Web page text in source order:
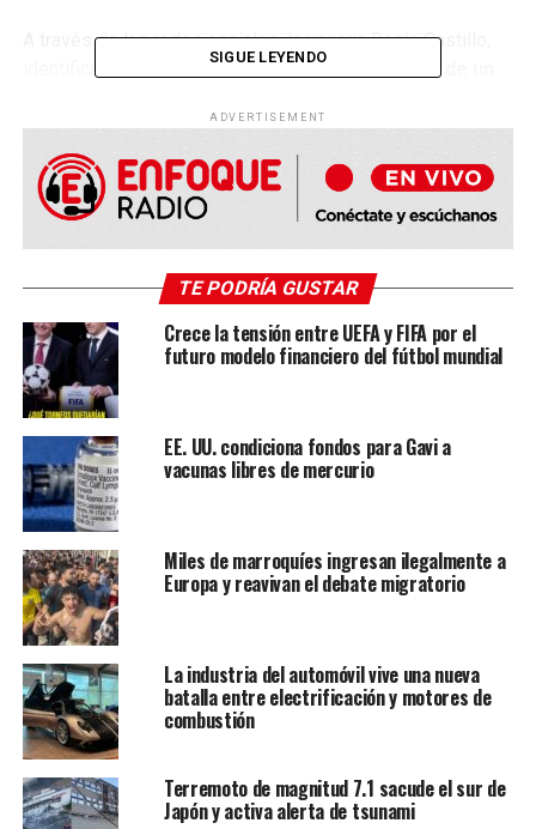
A través de las redes sociales, la usuaria Rocío Castillo,
identificada como @rcastillo, informó del
rescate de un
de aluminio que fue arrastrado por la corriente.
El evento, donde participó su hermano, tuvo lugar en San
Cristóbal Centro Ahí, un
trío de hombres avanzan entre
Uno de ellos logra llegar, con paciencia y gallardía, hasta el
puesto. Abre la puerta y se introduce para luego proceder
asacar al menor de edadcompletamente a salvo, de
acuerdo con lo que puede verse durante la grabación.
El regreso es tropezado, uno de los que sostiene la
SIGUE LEYENDO
ADVERTISEMENT
TE PODRÍA GUSTAR
Crece la tensión entre UEFA y FIFA por el
futuro modelo financiero del fútbol mundial
EE. UU. condiciona fondos para Gavi a
vacunas libres de mercurio
Miles de marroquíes ingresan ilegalmente a
Europa y reavivan el debate migratorio
La industria del automóvil vive una nueva
batalla entre electrificación y motores de
combustión
Terremoto de magnitud 7.1 sacude el sur de
Japón y activa alerta de tsunami